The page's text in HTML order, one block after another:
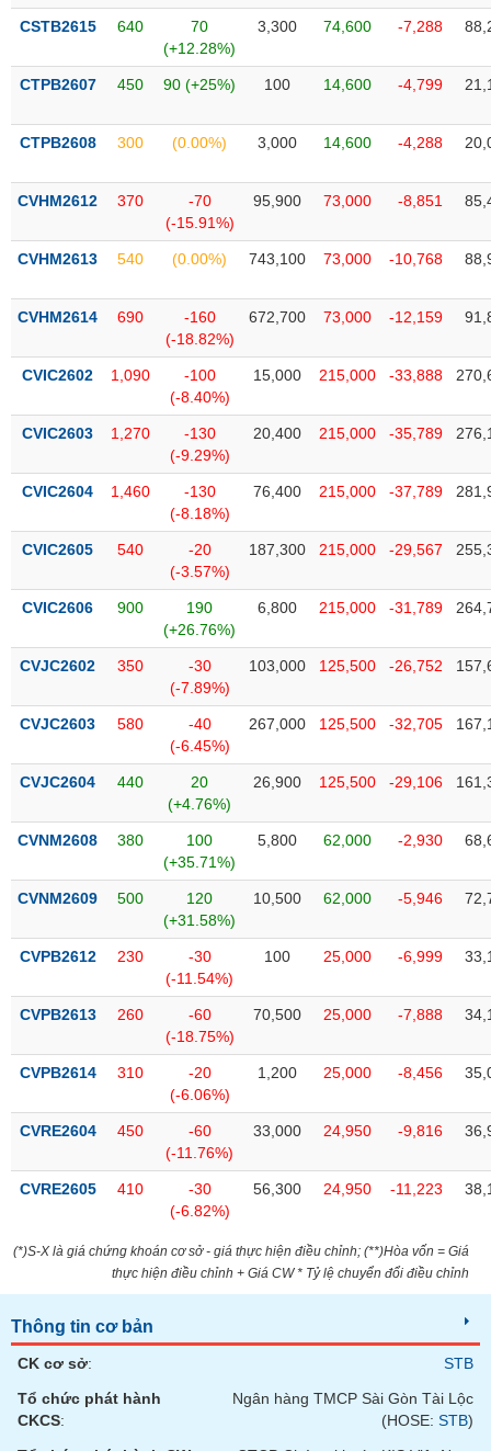
CSTB2615 640
70
(+12.28%)
3,300 74,600 -7,288
CTPB2607 450 90 (+25%) 100 14,600 -4,799
CTPB2608 300 (0.00%) 3,000 14,600 -4,288
CVHM2612 370
-70
(-15.91%)
95,900 73,000 -8,851
CVHM2613 540 (0.00%) 743,100 73,000 -10,768
CVHM2614 690
-160
(-18.82%)
672,700 73,000 -12,159
CVIC2602 1,090
-100
(-8.40%)
15,000 215,000 -33,888
CVIC2603 1,270
-130
(-9.29%)
20,400 215,000 -35,789
CVIC2604 1,460
-130
(-8.18%)
76,400 215,000 -37,789
CVIC2605 540
-20
(-3.57%)
187,300 215,000 -29,567
CVIC2606 900
190
(+26.76%)
6,800 215,000 -31,789
CVJC2602 350
-30
(-7.89%)
103,000 125,500 -26,752
CVJC2603 580
-40
(-6.45%)
267,000 125,500 -32,705
CVJC2604 440
20
(+4.76%)
26,900 125,500 -29,106
CVNM2608 380
100
(+35.71%)
5,800 62,000 -2,930
CVNM2609 500
120
(+31.58%)
10,500 62,000 -5,946
CVPB2612 230
-30
(-11.54%)
100 25,000 -6,999
CVPB2613 260
-60
(-18.75%)
70,500 25,000 -7,888
CVPB2614 310
-20
(-6.06%)
1,200 25,000 -8,456
CVRE2604 450
-60
(-11.76%)
33,000 24,950 -9,816
CVRE2605 410
-30
(-6.82%)
56,300 24,950 -11,223
(*)S-X là giá chứng khoán cơ sở - giá thực hiện điều chỉnh; (**)Hòa vốn = Giá
thực hiện điều chỉnh + Giá CW * Tỷ lệ chuyển đổi điều chỉnh
Thông tin cơ bản
CK cơ sở:
STB
Tổ chức phát hành
CKCS:
Ngân hàng TMCP Sài Gòn Tài Lộc
(HOSE: STB)
Công
đầu
tư
Truyền
tài
chính
Dữ
tài
chính